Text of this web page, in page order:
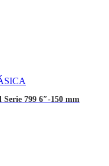
799 6″-150 mm